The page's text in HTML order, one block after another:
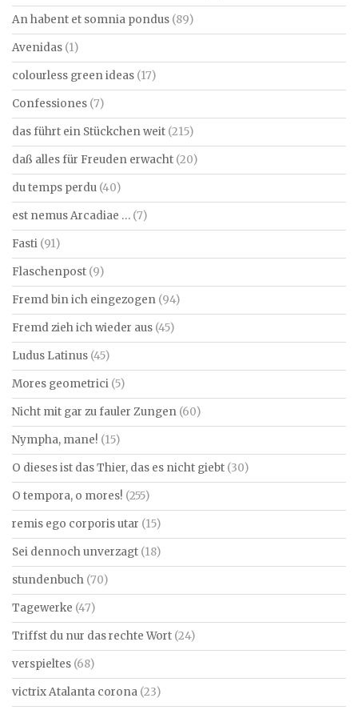
An habent et somnia pondus (89)
Avenidas (1)
colourless green ideas (17)
Confessiones (7)
das führt ein Stückchen weit (215)
daß alles für Freuden erwacht (20)
du temps perdu (40)
est nemus Arcadiae … (7)
Fasti (91)
Flaschenpost (9)
Fremd bin ich eingezogen (94)
Fremd zieh ich wieder aus (45)
Ludus Latinus (45)
Mores geometrici (5)
Nicht mit gar zu fauler Zungen (60)
Nympha, mane! (15)
O dieses ist das Thier, das es nicht giebt (30)
O tempora, o mores! (255)
remis ego corporis utar (15)
Sei dennoch unverzagt (18)
stundenbuch (70)
Tagewerke (47)
Triffst du nur das rechte Wort (24)
verspieltes (68)
victrix Atalanta corona (23)